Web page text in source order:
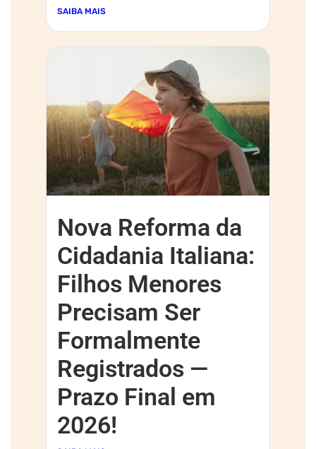
SAIBA MAIS
Nova Reforma da
Cidadania Italiana:
Filhos Menores
Precisam Ser
Formalmente
Registrados —
Prazo Final em
2026!